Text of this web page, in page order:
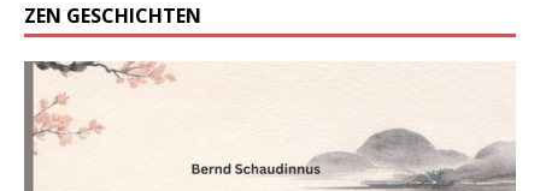
ZEN GESCHICHTEN